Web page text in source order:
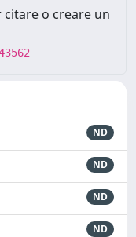
o creare un
ND
ND
ND
ND